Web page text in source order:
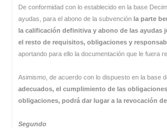
De conformidad con lo establecido en la base
ayudas, para el abono de la subvención la parte
la calificación definitiva y abono de las ayudas
el resto de requisitos, obligaciones y
aportando para ello la documentación que le fuera
Asimismo, de acuerdo con lo dispuesto en la base
adecuados, el cumplimiento de las
obligaciones, podrá dar lugar a la revocación
Segundo